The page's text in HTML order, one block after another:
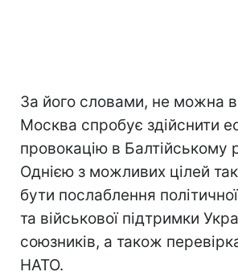
За його словами, не можна
Москва спробує здійснити
провокацію в Балтійському
Однією з можливих цілей
бути послаблення
та військової підтримки
союзників, а також
НАТО.